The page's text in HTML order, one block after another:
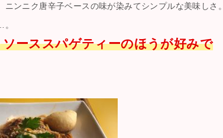
ンニク唐辛子ベースの味が染みてシンプルな美味しさ。
ーススパゲティーのほうが好みで